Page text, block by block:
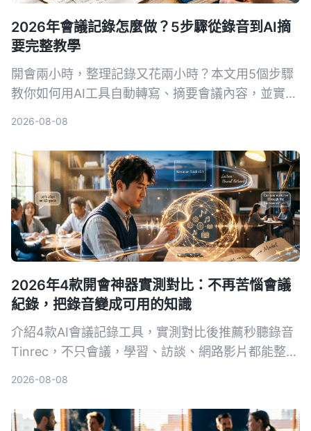
2026年會議記錄怎麼做？5步驟從錄音到AI摘
要完整教學
開會兩小時，整理記錄又花兩小時？本文用5個步驟
教你如何用AI工具自動轉寫、摘要會議內容，並實測
2026-08-08
2026年4款開會神器實測對比：不再苦惱會議
紀錄，把錄音變成可用的知識
介紹4款AI會議記錄工具，實測對比後推薦秒聽錄音
Tinrec，不只會議，學習、訪談、網路影片都能整
2026-08-08